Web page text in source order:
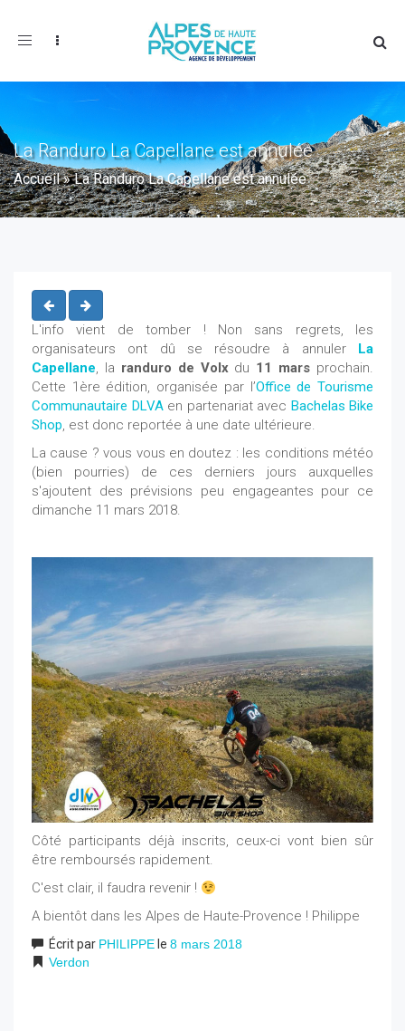
Toggle
La Randuro La Capellane est annulée
Accueil»La Randuro La Capellane est annulée
L'info vient de tomber ! Non sans regrets, les
organisateurs ont dû se résoudre à annuler La
Capellane, la randuro de Volxdu 11 mars prochain.
Cette 1ère édition, organisée par l’Office de Tourisme
Communautaire DLVAen partenariat avec Bachelas Bike
Shop, est donc reportée à une date ultérieure.
La cause ? vous vous en doutez : les conditions météo
(bien pourries) de ces derniers jours auxquelles
s'ajoutent des prévisions peu engageantes pour ce
dimanche 11 mars 2018.
Côté participants déjà inscrits, ceux-ci vont bien sûr
être remboursés rapidement.
C'est clair, il faudra revenir !
A bientôt dans les Alpes de Haute-Provence ! Philippe
Écrit par PHILIPPE le 8 mars 2018
Verdon